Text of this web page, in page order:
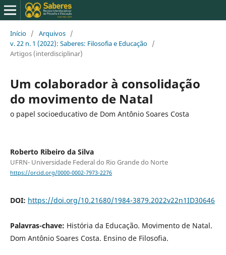
Início / Arquivos /
v. 22 n. 1 (2022): Saberes: Filosofia e Educação /
Artigos (interdisciplinar)
Um colaborador à consolidação
do movimento de Natal
o papel socioeducativo de Dom Antônio Soares Costa
Roberto Ribeiro da Silva
UFRN- Universidade Federal do Rio Grande do Norte
https://orcid.org/0000-0002-7973-2276
DOI: https://doi.org/10.21680/1984-3879.2022v22n1ID30646
Palavras-chave: História da Educação. Movimento de Natal.
Dom Antônio Soares Costa. Ensino de Filosofia.